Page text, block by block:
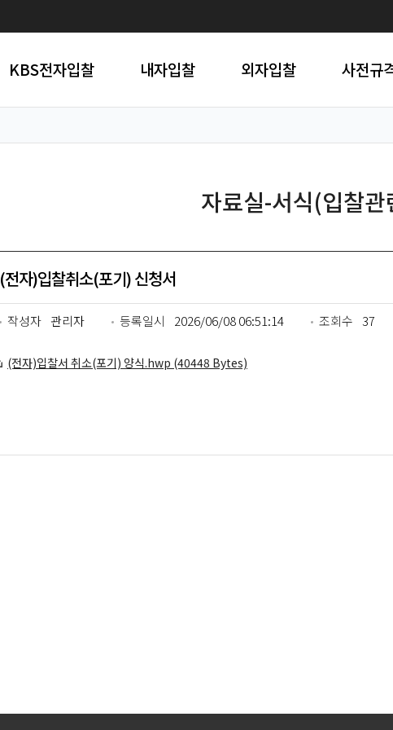
KBS전자입찰 내자입찰 외자입찰 사전규
자료실-서식(입찰
(전자)입찰취소(포기) 신청서
작성자 관리자 등록일시 2026/06/08 06:51:14 조회수 37
(전자)입찰서 취소(포기) 양식.hwp (40448 Bytes)